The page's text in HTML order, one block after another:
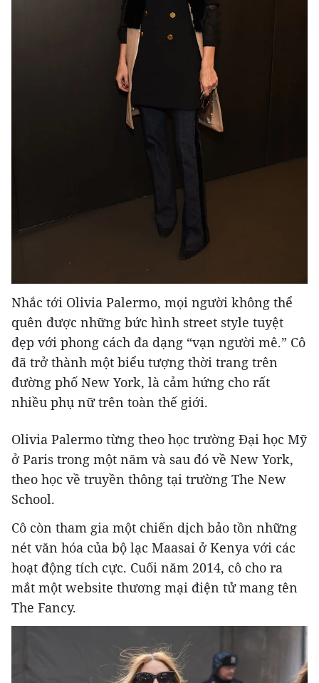
Nhắc tới Olivia Palermo, mọi người không thể
quên được những bức hình street style tuyệt
đẹp với phong cách đa dạng “vạn người mê.” Cô
đã trở thành một biểu tượng thời trang trên
đường phố New York, là cảm hứng cho rất
nhiều phụ nữ trên toàn thế giới.
Olivia Palermo từng theo học trường Đại học Mỹ
ở Paris trong một năm và sau đó về New York,
theo học về truyền thông tại trường The New
School.
Cô còn tham gia một chiến dịch bảo tồn những
nét văn hóa của bộ lạc Maasai ở Kenya với các
hoạt động tích cực. Cuối năm 2014, cô cho ra
mắt một website thương mại điện tử mang tên
The Fancy.